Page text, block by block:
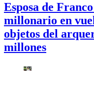
Esposa de
millonario en
objetos del
millones